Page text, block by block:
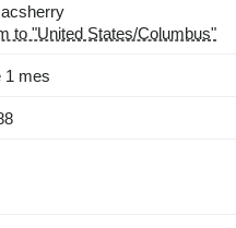
to "United States/Columbus"
1 mes